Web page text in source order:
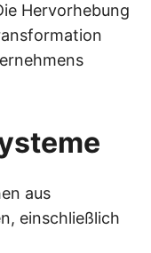
Hervorhebung
aus
einschließlich